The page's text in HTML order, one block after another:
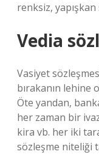
renksiz, yapışkan
Vedia
Vasiyet
bırakanın lehine
Öte yandan,
her zaman bir
kira vb. her iki
sözleşme niteliği